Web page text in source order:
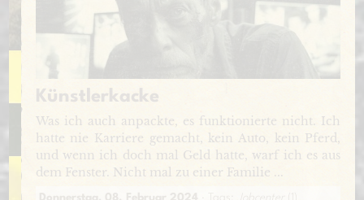
Künstlerkacke
Was ich auch anpackte, es funktionierte nicht. Ich
hatte nie Karriere gemacht, kein Auto, kein Pferd,
und wenn ich doch mal Geld hatte, warf ich es aus
dem Fenster. Nicht mal zu einer Familie ...
Donnerstag, 08. Februar 2024